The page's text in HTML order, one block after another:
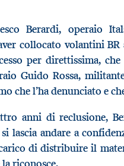
Berardi, operaio
collocato volantini
per direttissima,
Guido Rossa,
che l’ha denunciato e
anni di reclusione,
lascia andare a
di distribuire il